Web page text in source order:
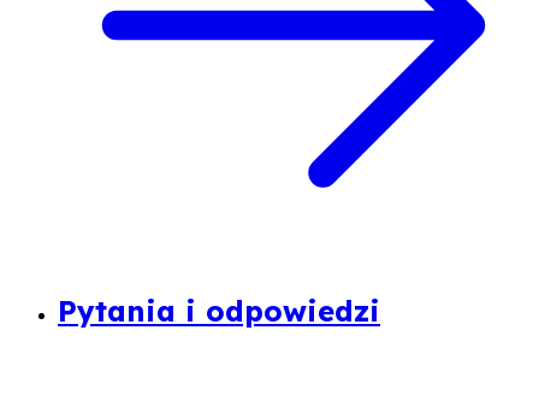
Pytania i odpowiedzi